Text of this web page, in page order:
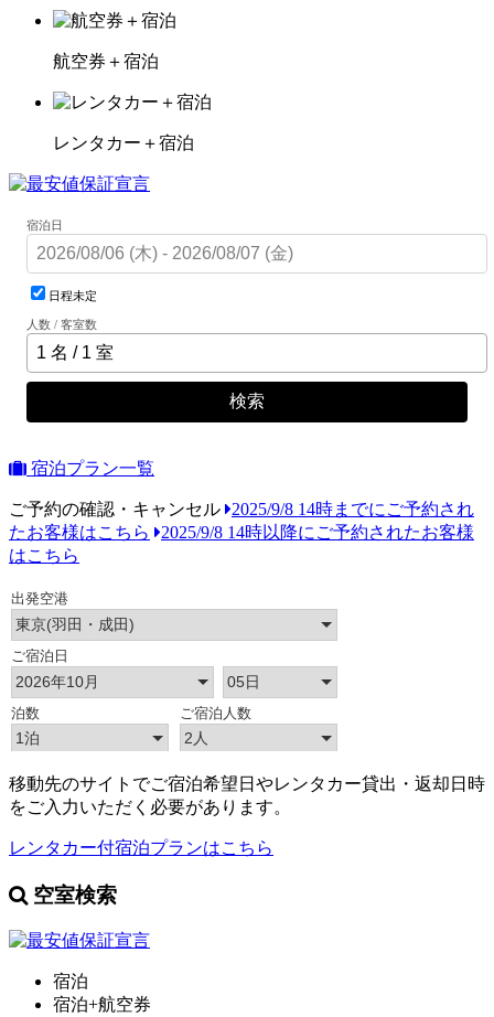
航空券＋宿泊
レンタカー＋宿泊
宿泊日
日程未定
人数 / 客室数
検索
宿泊プラン一覧
ご予約の確認・キャンセル
2025/9/8 14時までにご予約され
たお客様はこちら
2025/9/8 14時以降にご予約されたお客様
はこちら
移動先のサイトでご宿泊希望日やレンタカー貸出・返却日時
をご入力いただく必要があります。
レンタカー付宿泊プランはこちら
空室検索
宿泊
宿泊+航空券